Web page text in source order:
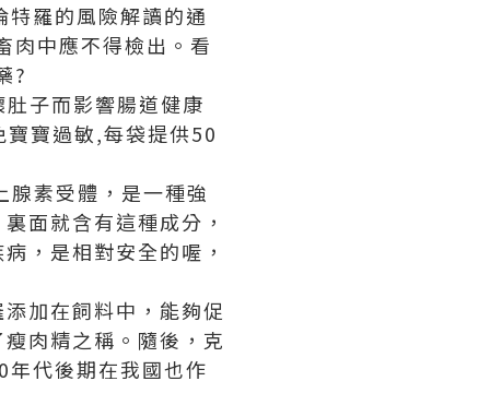
羅的風險解讀的通
肉中應不得檢出。看
?
子而影響腸道健康
寶過敏,每袋提供50
素受體，是一種強
面就含有這種成分，
，是相對安全的喔，
加在飼料中，能夠促
肉精之稱。隨後，克
代後期在我國也作